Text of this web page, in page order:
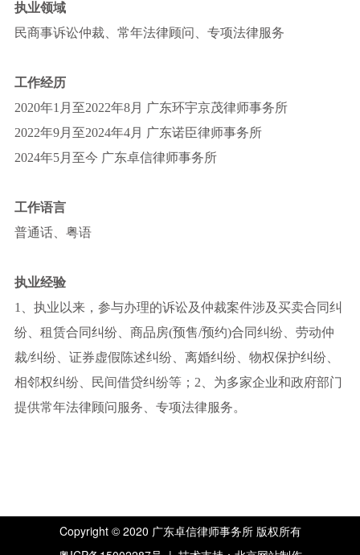
执业领域
民商事诉讼仲裁、常年法律顾问、专项法律服务
工作经历
2020年1月至2022年8月 广东环宇京茂律师事务所
2022年9月至2024年4月 广东诺臣律师事务所
2024年5月至今 广东卓信律师事务所
工作语言
普通话、粤语
执业经验
1、执业以来，参与办理的诉讼及仲裁案件涉及买卖合同纠
纷、租赁合同纠纷、商品房(预售/预约)合同纠纷、劳动仲
裁/纠纷、证券虚假陈述纠纷、离婚纠纷、物权保护纠纷、
相邻权纠纷、民间借贷纠纷等；2、为多家企业和政府部门
提供常年法律顾问服务、专项法律服务。
Copyright © 2020 广东卓信律师事务所 版权所有